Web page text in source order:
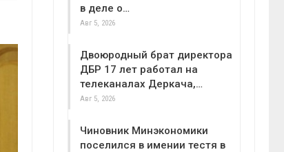
в деле о…
Авг 5, 2026
Двоюродный брат директора
ДБР 17 лет работал на
телеканалах Деркача,…
Авг 5, 2026
Чиновник Минэкономики
поселился в имении тестя в